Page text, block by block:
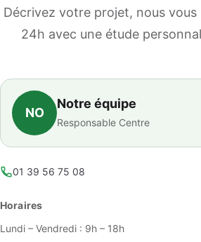
Décrivez votre projet, nous
24h avec une étude
NO
Notre équipe
Responsable Centre
01 39 56 75 08
Horaires
Lundi – Vendredi : 9h – 18h